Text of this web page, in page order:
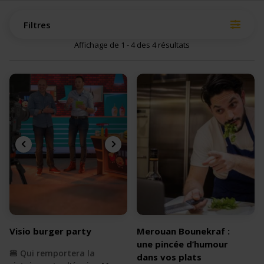
Filtres
Affichage de 1 - 4 des 4 résultats
Visio burger party
🍔 Qui remportera la
Merouan Bounekraf :
une pincée d’humour
dans vos plats